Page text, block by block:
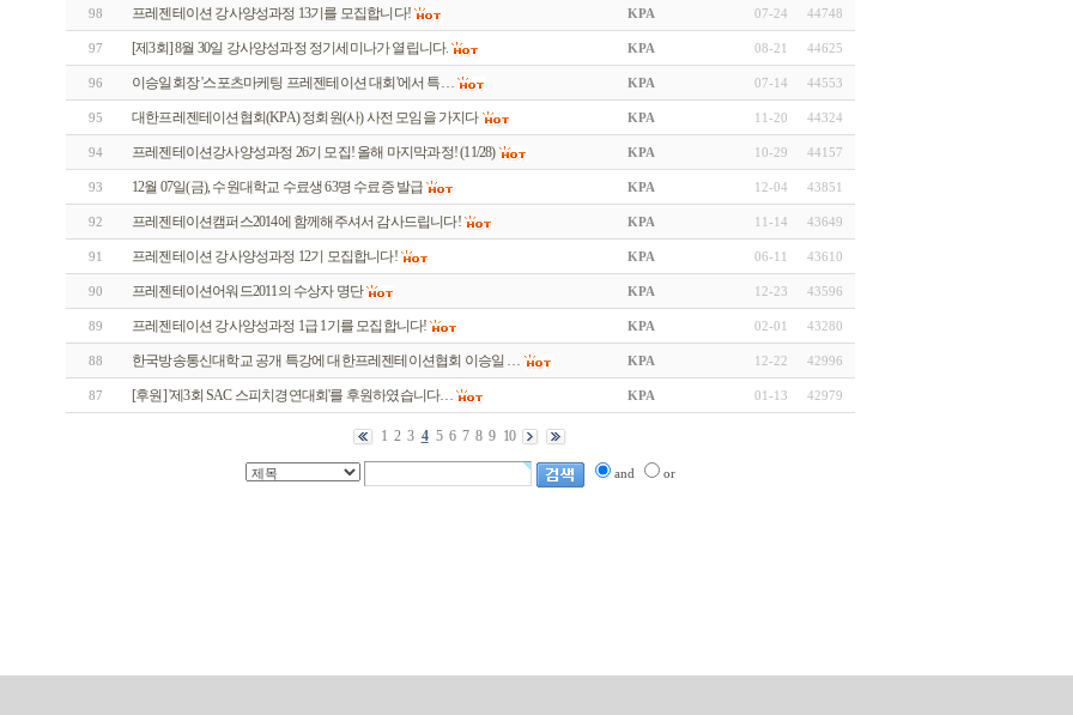
98 프레젠테이션 강사양성과정 13기를 모집합니다! KPA 07-24 44748
97 [제3회] 8월 30일 강사양성과정 정기세미나가 열립니다. KPA 08-21 44625
96 이승일회장 '스포츠마케팅 프레젠테이션 대회'에서 특… KPA 07-14 44553
95 대한프레젠테이션협회(KPA) 정회원(사) 사전 모임을 가지다 KPA 11-20 44324
94 프레젠테이션강사양성과정 26기 모집! 올해 마지막과정! (11/28) KPA 10-29 44157
93 12월 07일(금), 수원대학교 수료생 63명 수료증 발급 KPA 12-04 43851
92 프레젠테이션캠퍼스2014에 함께해주셔서 감사드립니다! KPA 11-14 43649
91 프레젠테이션 강사양성과정 12기 모집합니다! KPA 06-11 43610
90 프레젠테이션어워드2011의 수상자 명단 KPA 12-23 43596
89 프레젠테이션 강사양성과정 1급 1기를 모집합니다! KPA 02-01 43280
88 한국방송통신대학교 공개 특강에 대한프레젠테이션협회 이승일 … KPA 12-22 42996
87 [후원] '제3회 SAC 스피치경연대회'를 후원하였습니다… KPA 01-13 42979
1 2 3 4 5 6 7 8 9 10
and or